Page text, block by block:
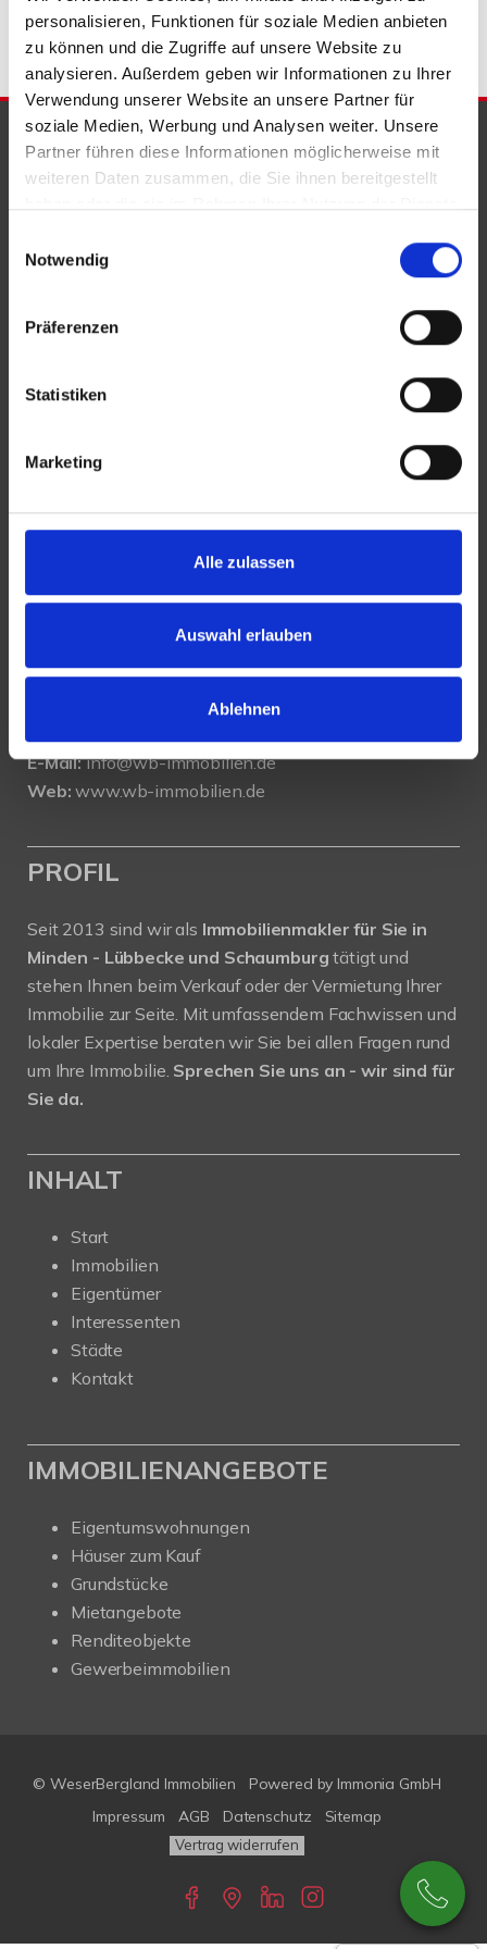
personalisieren, Funktionen für soziale Medien anbieten
zu können und die Zugriffe auf unsere Website zu
analysieren. Außerdem geben wir Informationen zu Ihrer
Verwendung unserer Website an unsere Partner für
soziale Medien, Werbung und Analysen weiter. Unsere
Partner führen diese Informationen möglicherweise mit
weiteren Daten zusammen, die Sie ihnen bereitgestellt
Notwendig
Präferenzen
Statistiken
Marketing
Alle zulassen
Auswahl erlauben
Ablehnen
PARTNER & AUSZEICHNUNGEN
KONTAKT
WeserBergland Immobilien
Portastraße 36
Tel.:0571 - 597 265 17
0571 - 870 490 05
E-Mail:info@wb-immobilien.de
Web: www.wb-immobilien.de
PROFIL
Seit 2013 sind wir als Immobilienmakler für Sie in
Minden - Lübbecke und Schaumburgtätigt und
stehen Ihnen beim Verkauf oder der Vermietung Ihrer
Immobilie zur Seite. Mit umfassendem Fachwissen und
lokaler Expertise beraten wir Sie bei allen Fragen rund
um Ihre Immobilie. Sprechen Sie uns an - wir sind für
Sie da.
INHALT
Start
Immobilien
Eigentümer
Interessenten
Städte
Kontakt
IMMOBILIENANGEBOTE
Eigentumswohnungen
Häuser zum Kauf
Grundstücke
Mietangebote
Renditeobjekte
Gewerbeimmobilien
© WeserBergland Immobilien Powered by Immonia GmbH
Impressum
AGB Datenschutz Sitemap
Vertrag widerrufen